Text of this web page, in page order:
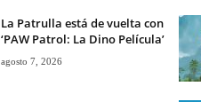
La Patrulla está de vuelta con
‘PAW Patrol: La Dino Película’
agosto 7, 2026